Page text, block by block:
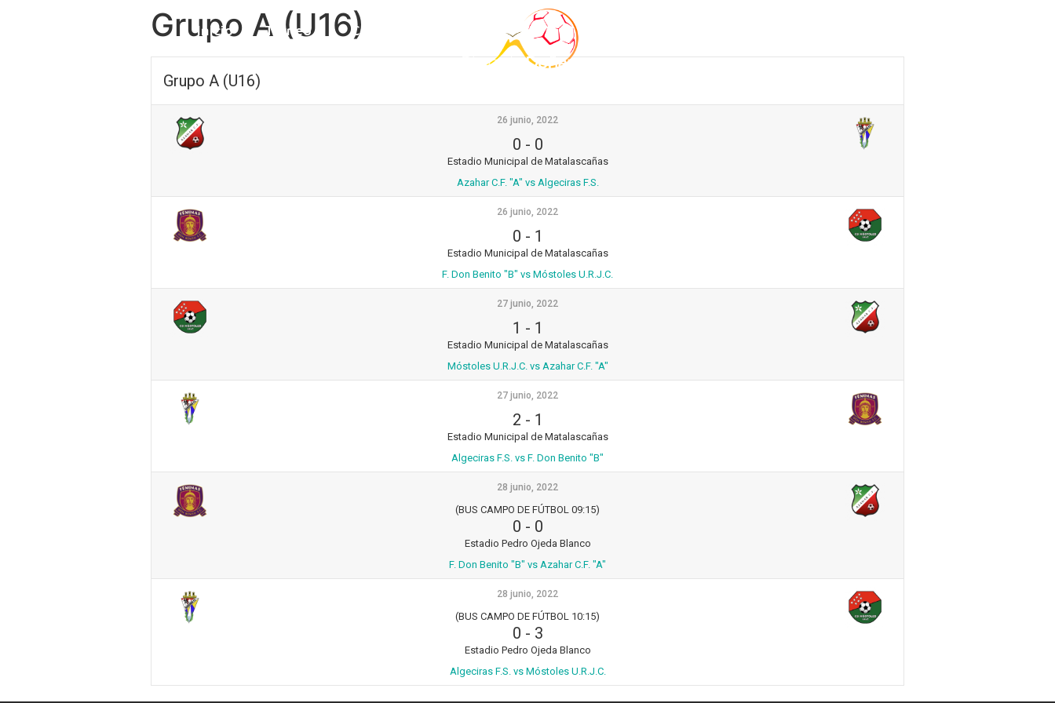
Inicio Torneo Calendario
Grupo A (U16)
Grupo A (U16)
26 junio, 2022
0 - 0
Estadio Municipal de Matalascañas
Azahar C.F. "A" vs Algeciras F.S.
26 junio, 2022
0 - 1
Estadio Municipal de Matalascañas
F. Don Benito "B" vs Móstoles U.R.J.C.
27 junio, 2022
1 - 1
Estadio Municipal de Matalascañas
Móstoles U.R.J.C. vs Azahar C.F. "A"
27 junio, 2022
2 - 1
Estadio Municipal de Matalascañas
Algeciras F.S. vs F. Don Benito "B"
28 junio, 2022
(BUS CAMPO DE FÚTBOL 09:15)
0 - 0
Estadio Pedro Ojeda Blanco
F. Don Benito "B" vs Azahar C.F. "A"
28 junio, 2022
(BUS CAMPO DE FÚTBOL 10:15)
0 - 3
Estadio Pedro Ojeda Blanco
Algeciras F.S. vs Móstoles U.R.J.C.